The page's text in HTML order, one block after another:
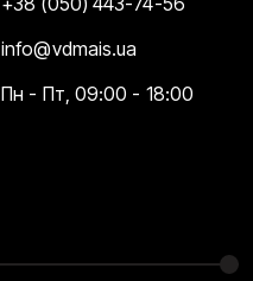
info@vdmais.ua
Пн - Пт, 09:00 - 18:00